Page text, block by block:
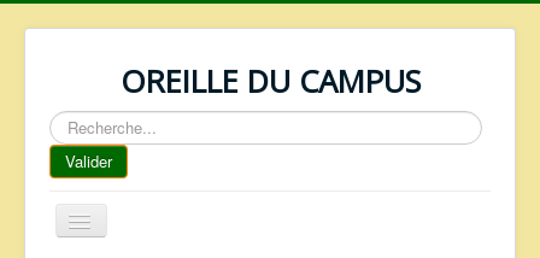
OREILLE DU CAMPUS
Rechercher
Valider
Basculer
la